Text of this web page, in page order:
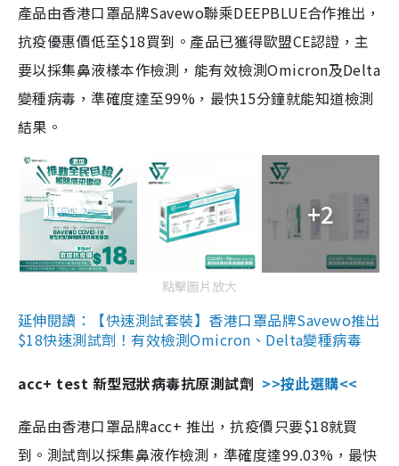
產品由香港口罩品牌Savewo聯乘DEEPBLUE合作推出，
抗疫優惠價低至$18買到。產品已獲得歐盟CE認證，主
要以採集鼻液樣本作檢測，能有效檢測Omicron及Delta
變種病毒，準確度達至99%，最快15分鐘就能知道檢測
結果。
+2
點擊圖片放大
延伸閱讀：【快速測試套裝】香港口罩品牌Savewo推出
$18快速測試劑！有效檢測Omicron、Delta變種病毒
acc+ test 新型冠狀病毒抗原測試劑 >>按此選購<<
產品由香港口罩品牌acc+ 推出，抗疫價只要$18就買
到。測試劑以採集鼻液作檢測，準確度達99.03%，最快